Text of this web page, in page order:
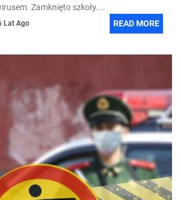
Zamknięto szkoły....
Lat Ago READ MORE